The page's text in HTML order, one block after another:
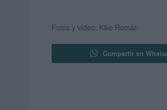
Fotos y vídeo: Kike Román
Compartir en